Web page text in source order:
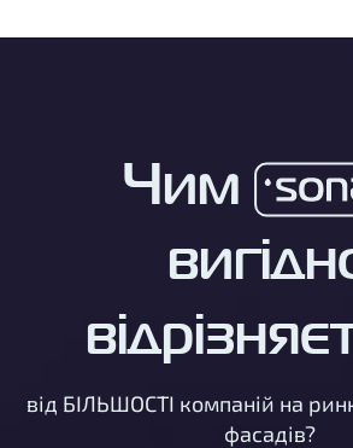
Чим
від БІЛЬШОСТІ компаній на
фасадів?